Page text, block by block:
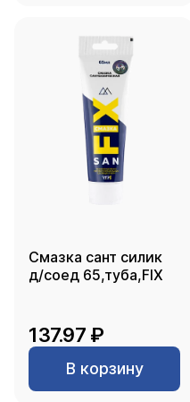
Смазка сант силик
д/соед 65,туба,FIX
137.97 ₽
В корзину